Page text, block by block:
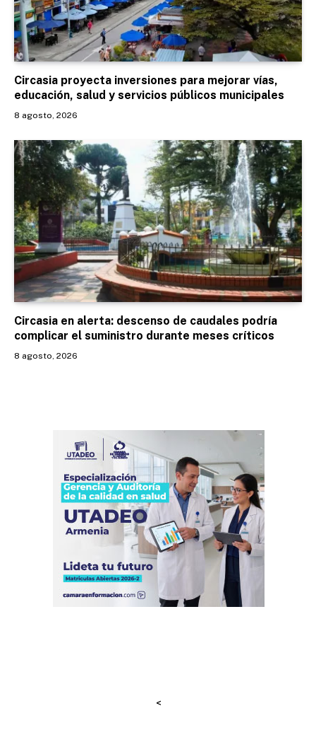
Circasia proyecta inversiones para mejorar vías,
educación, salud y servicios públicos municipales
8 agosto, 2026
Circasia en alerta: descenso de caudales podría
complicar el suministro durante meses críticos
8 agosto, 2026
<